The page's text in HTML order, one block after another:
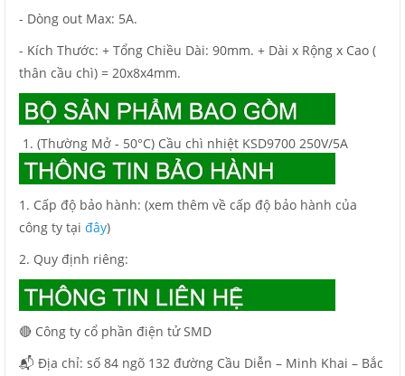
- Dòng out Max: 5A.
- Kích Thước: + Tổng Chiều Dài: 90mm. + Dài x Rộng x Cao (
thân cầu chì) = 20x8x4mm.
(Thường Mở - 50°C) Cầu chì nhiệt KSD9700 250V/5A
1. Cấp độ bảo hành: (xem thêm về cấp độ bảo hành của
công ty tại đây)
2. Quy định riêng:
🔴 Công ty cổ phần điện tử SMD
📬 Địa chỉ: số 84 ngõ 132 đường Cầu Diễn – Minh Khai – Bắc